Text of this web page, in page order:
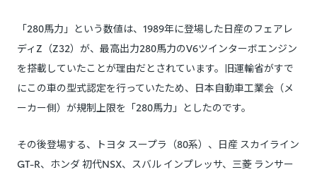
「280馬力」という数値は、1989年に登場した日産のフェアレ
ディZ（Z32）が、最高出力280馬力のV6ツインターボエンジン
を搭載していたことが理由だとされています。旧運輸省がすで
にこの車の型式認定を行っていたため、日本自動車工業会（メ
ーカー側）が規制上限を「280馬力」としたのです。
その後登場する、トヨタ スープラ（80系）、日産 スカイライン
GT-R、ホンダ 初代NSX、スバル インプレッサ、三菱 ランサー